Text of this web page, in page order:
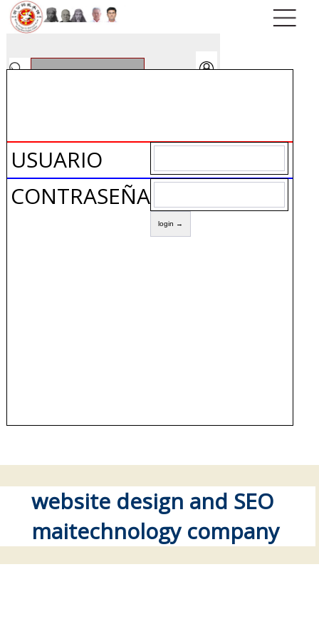
USUARIO
CONTRASEÑA:
website design and SEO
maitechnology company